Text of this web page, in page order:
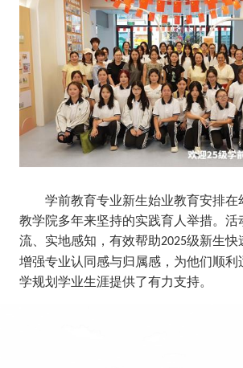
学前教育专业新生始业教育安排在
教学院多年来坚持的实践育人举措。活
流、实地感知，有效帮助2025级新生快
增强专业认同感与归属感，为他们顺利
学规划学业生涯提供了有力支持。